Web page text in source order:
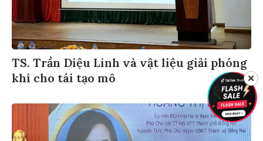
TS. Trần Diệu Linh và vật liệu giải phóng
khí cho tái tạo mô
✕